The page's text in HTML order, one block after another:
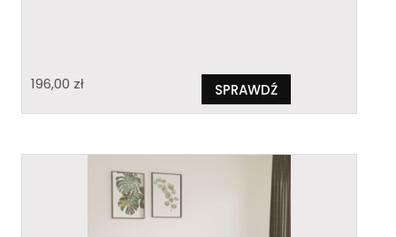
196,00 zł SPRAWDŹ